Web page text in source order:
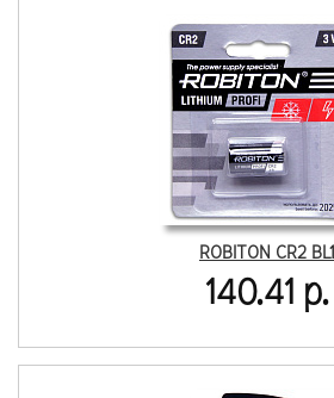
ROBITON CR2 BL1
140.41 р.